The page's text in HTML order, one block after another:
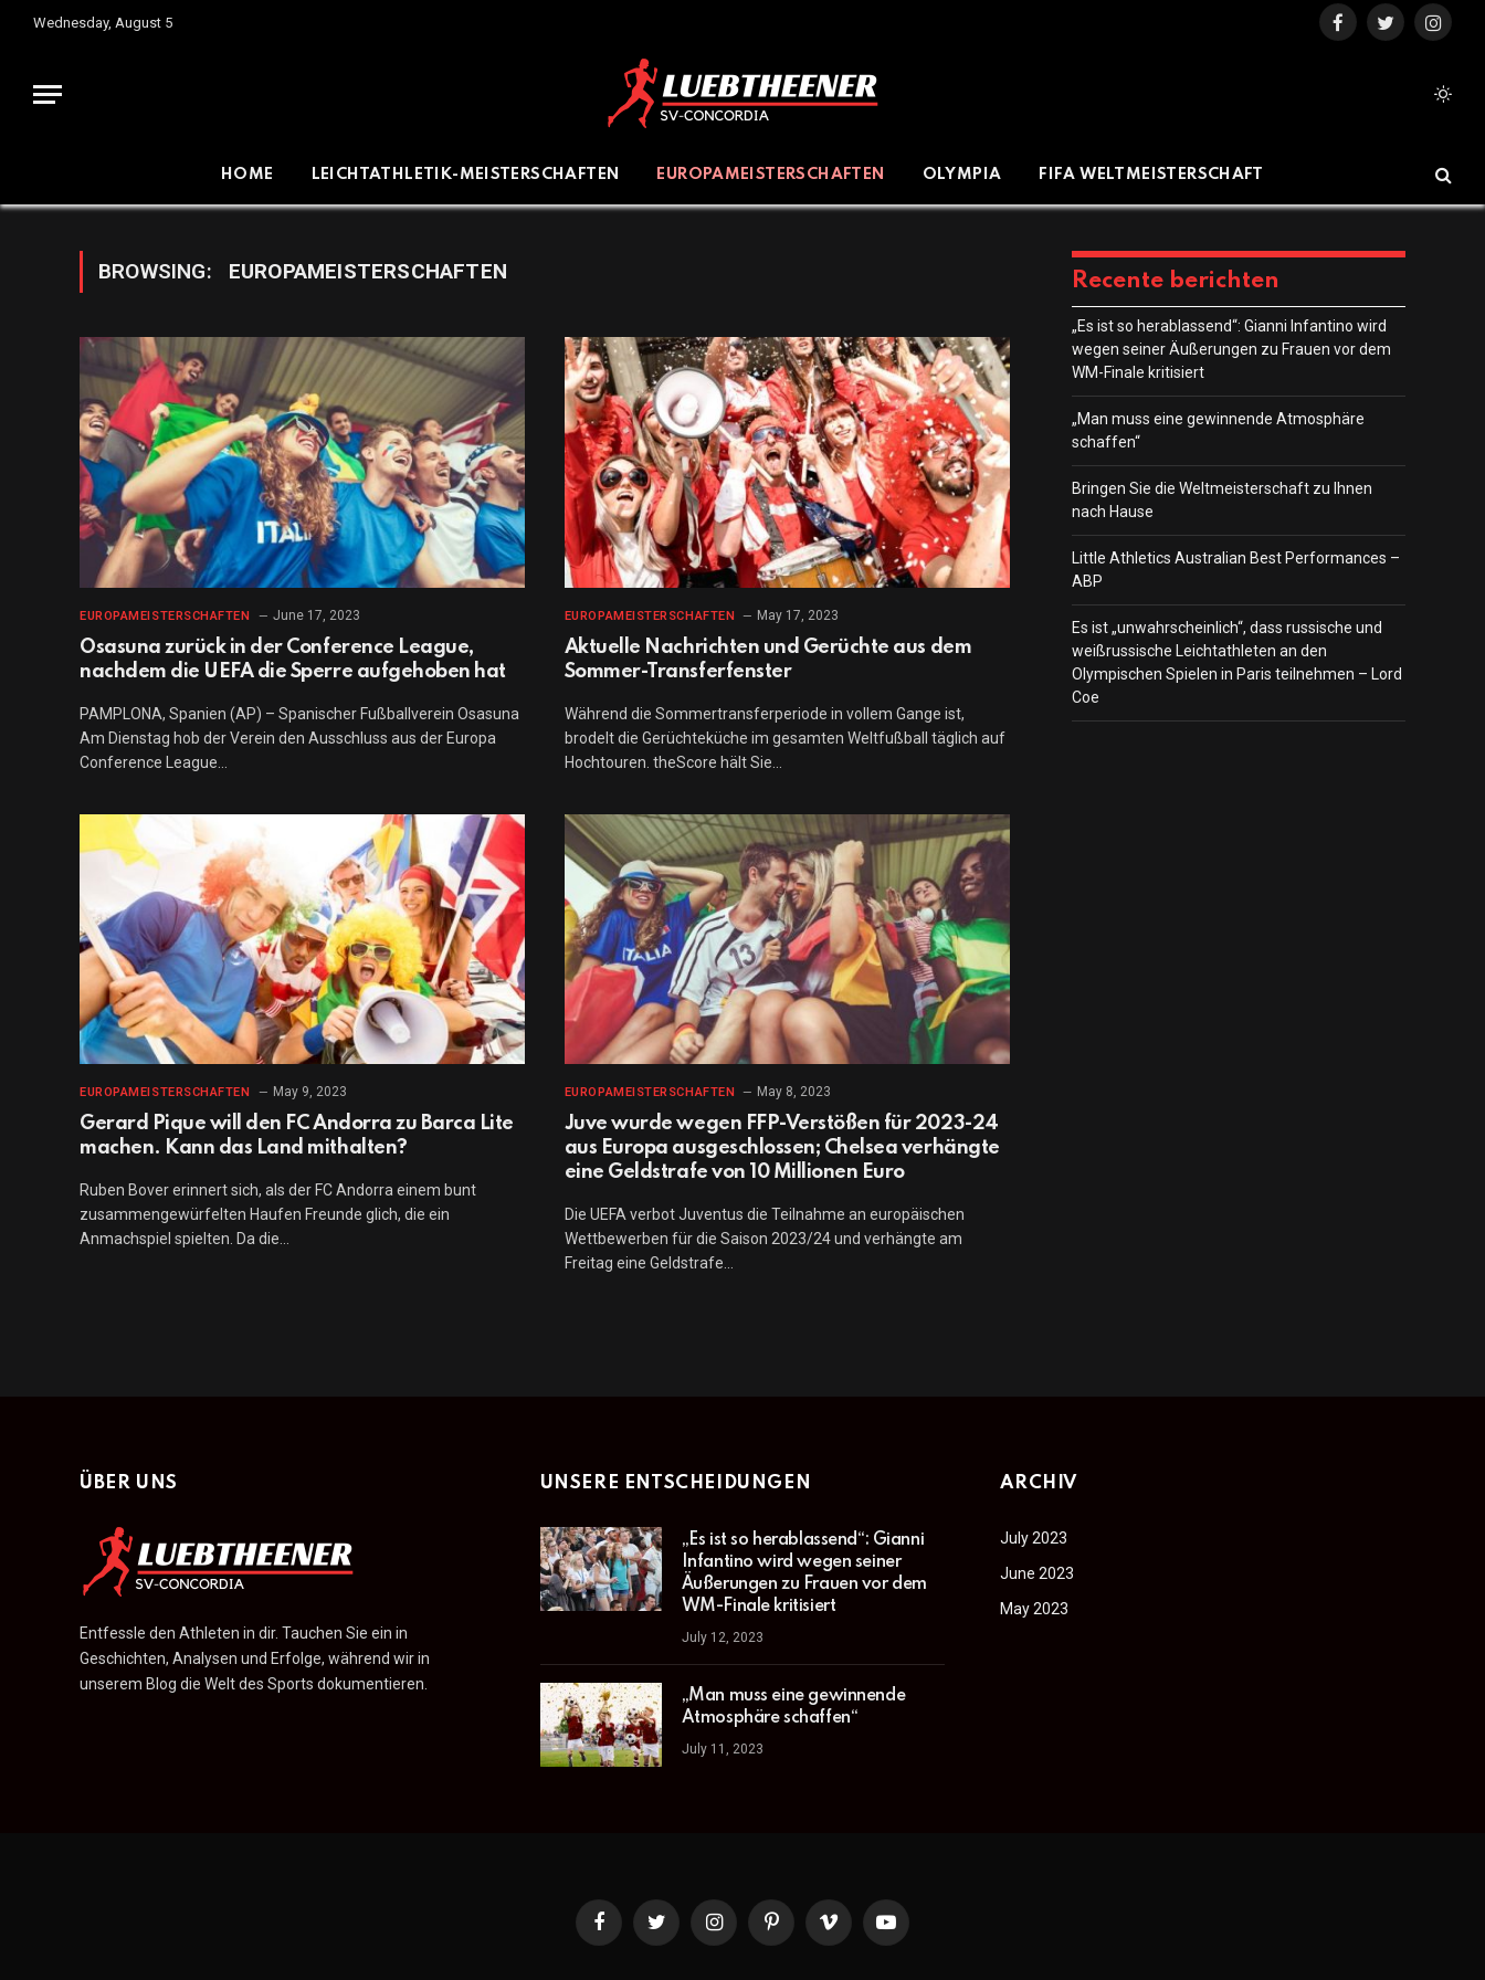
Wednesday, August 5
FacebookTwitter
HOME LEICHTATHLETIK-MEISTERSCHAFTEN EUROPAMEISTERSCHAFTEN OLYMPIA FIFA WELTMEISTERSCHAFT
BROWSING: EUROPAMEISTERSCHAFTEN
EUROPAMEISTERSCHAFTEN June 17, 2023
Osasuna zurück in der Conference League,
nachdem die UEFA die Sperre aufgehoben hat
PAMPLONA, Spanien (AP) – Spanischer Fußballverein Osasuna
Am Dienstag hob der Verein den Ausschluss aus der Europa
Conference League…
EUROPAMEISTERSCHAFTEN May 17, 2023
Aktuelle Nachrichten und Gerüchte aus dem
Sommer-Transferfenster
Während die Sommertransferperiode in vollem Gange ist,
brodelt die Gerüchteküche im gesamten Weltfußball täglich auf
Hochtouren. theScore hält Sie…
EUROPAMEISTERSCHAFTEN May 9, 2023
Gerard Pique will den FC Andorra zu Barca Lite
machen. Kann das Land mithalten?
Ruben Bover erinnert sich, als der FC Andorra einem bunt
zusammengewürfelten Haufen Freunde glich, die ein
Anmachspiel spielten. Da die…
EUROPAMEISTERSCHAFTEN May 8, 2023
Juve wurde wegen FFP-Verstößen für 2023-24
aus Europa ausgeschlossen; Chelsea verhängte
eine Geldstrafe von 10 Millionen Euro
Die UEFA verbot Juventus die Teilnahme an europäischen
Wettbewerben für die Saison 2023/24 und verhängte am
Freitag eine Geldstrafe…
Recente berichten
„Es ist so herablassend“: Gianni Infantino wird
wegen seiner Äußerungen zu Frauen vor dem
WM-Finale kritisiert
„Man muss eine gewinnende Atmosphäre
schaffen“
Bringen Sie die Weltmeisterschaft zu Ihnen
nach Hause
Little Athletics Australian Best Performances –
ABP
Es ist „unwahrscheinlich“, dass russische und
weißrussische Leichtathleten an den
Olympischen Spielen in Paris teilnehmen – Lord
Coe
ÜBER UNS
Entfessle den Athleten in dir. Tauchen Sie ein in
Geschichten, Analysen und Erfolge, während wir in
unserem Blog die Welt des Sports dokumentieren.
UNSERE ENTSCHEIDUNGEN
„Es ist so herablassend“: Gianni
Infantino wird wegen seiner
Äußerungen zu Frauen vor dem
WM-Finale kritisiert
July 12, 2023
„Man muss eine gewinnende
Atmosphäre schaffen“
July 11, 2023
ARCHIV
July 2023
June 2023
May 2023
FacebookTwitter InstagramPinterestVimeo YouTube